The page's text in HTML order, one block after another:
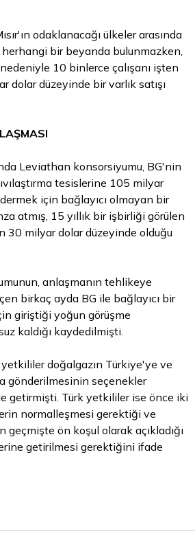
odaklanacağı ülkeler arasında
herhangi bir beyanda bulunmazken,
nedeniyle 10 binlerce çalışanı işten
dolar düzeyinde bir varlık satışı
Leviathan konsorsiyumu, BG'nin
tesislerine 105 milyar
için bağlayıcı olmayan bir
atmış, 15 yıllık bir işbirliği görülen
30 milyar dolar düzeyinde olduğu
anlaşmanın tehlikeye
birkaç ayda BG ile bağlayıcı bir
giriştiği yoğun görüşme
kaldığı kaydedilmişti.
doğalgazın Türkiye'ye ve
gönderilmesinin seçenekler
getirmişti. Türk yetkililer ise önce iki
normalleşmesi gerektiği ve
ön koşul olarak açıkladığı
getirilmesi gerektiğini ifade